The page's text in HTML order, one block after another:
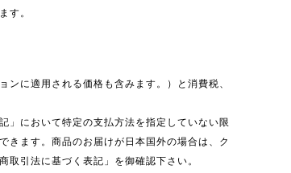
す。
に適用される価格も含みます。）と消費税、
」において特定の支払方法を指定していない限
ます。商品のお届けが日本国外の場合は、ク
引法に基づく表記」を御確認下さい。